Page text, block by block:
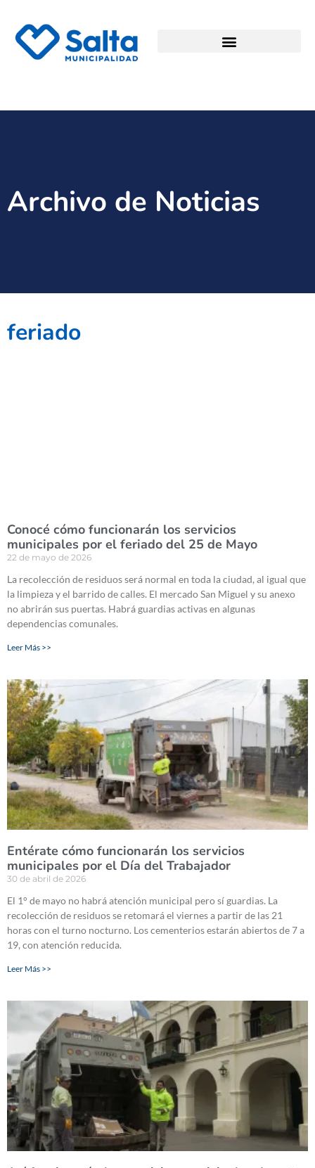
Archivo de Noticias
feriado
Conocé cómo funcionarán los servicios
municipales por el feriado del 25 de Mayo
22 de mayo de 2026
La recolección de residuos será normal en toda la ciudad, al igual que
la limpieza y el barrido de calles. El mercado San Miguel y su anexo
no abrirán sus puertas. Habrá guardias activas en algunas
dependencias comunales.
Leer Más >>
Entérate cómo funcionarán los servicios
municipales por el Día del Trabajador
30 de abril de 2026
El 1° de mayo no habrá atención municipal pero sí guardias. La
recolección de residuos se retomará el viernes a partir de las 21
horas con el turno nocturno. Los cementerios estarán abiertos de 7 a
19, con atención reducida.
Leer Más >>